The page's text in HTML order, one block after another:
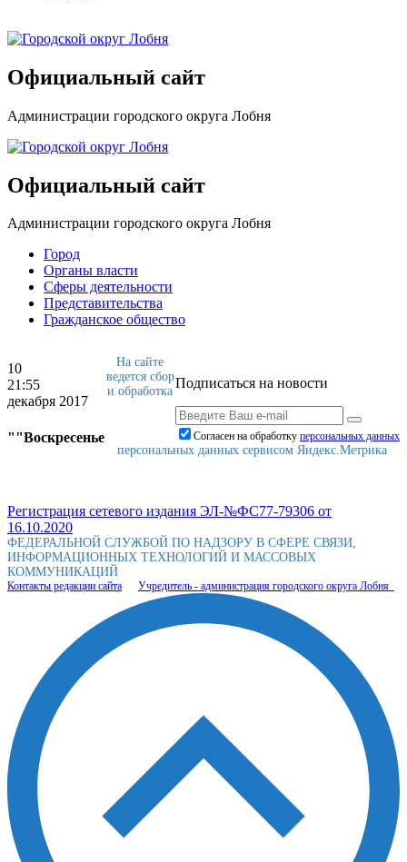
Официальный сайт
Администрации городского округа Лобня
Официальный сайт
Администрации городского округа Лобня
Город
Органы власти
Сферы деятельности
Представительства
Гражданское общество
10
21:55
декабря 2017
""Воскресенье
Подписаться на новости
Согласен на обработку персональныx данных
На сайте
ведется сбор
и обработка
персональных данных сервисом Яндекс.Метрика
Регистрация сетевого издания ЭЛ-№ФС77-79306 от
16.10.2020
ФЕДЕРАЛЬНОЙ СЛУЖБОЙ ПО НАДЗОРУ В СФЕРЕ СВЯЗИ,
ИНФОРМАЦИОННЫХ ТЕХНОЛОГИЙ И МАССОВЫХ
КОММУНИКАЦИЙ
Контакты редакции сайта Учредитель - администрация городского округа Лобня